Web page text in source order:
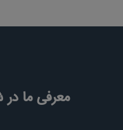
معرفی ما